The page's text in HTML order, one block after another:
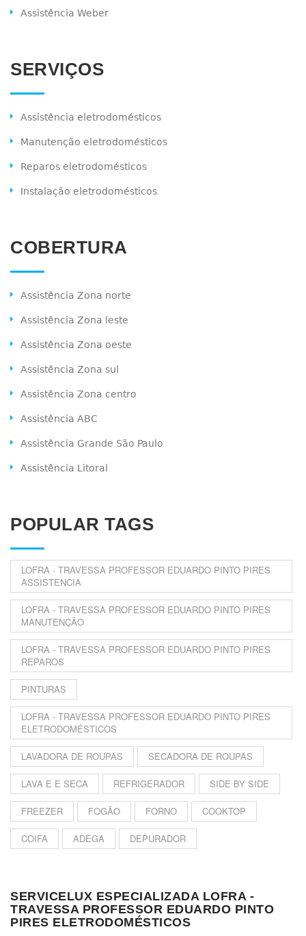
Assistência Weber
SERVIÇOS
Assistência eletrodomésticos
Manutenção eletrodomésticos
Reparos eletrodomésticos
Instalação eletrodomésticos
COBERTURA
Assistência Zona norte
Assistência Zona leste
Assistência Zona oeste
Assistência Zona sul
Assistência Zona centro
Assistência ABC
Assistência Grande São Paulo
Assistência Litoral
POPULAR TAGS
LOFRA - TRAVESSA PROFESSOR EDUARDO PINTO PIRES
ASSISTENCIA
LOFRA - TRAVESSA PROFESSOR EDUARDO PINTO PIRES
MANUTENÇÃO
LOFRA - TRAVESSA PROFESSOR EDUARDO PINTO PIRES
REPAROS
PINTURAS
LOFRA - TRAVESSA PROFESSOR EDUARDO PINTO PIRES
ELETRODOMÉSTICOS
LAVADORA DE ROUPAS SECADORA DE ROUPAS
LAVA E E SECA REFRIGERADOR SIDE BY SIDE
FREEZER FOGÃO FORNO COOKTOP
COIFA ADEGA DEPURADOR
SERVICELUX ESPECIALIZADA LOFRA -
TRAVESSA PROFESSOR EDUARDO PINTO
PIRES ELETRODOMÉSTICOS